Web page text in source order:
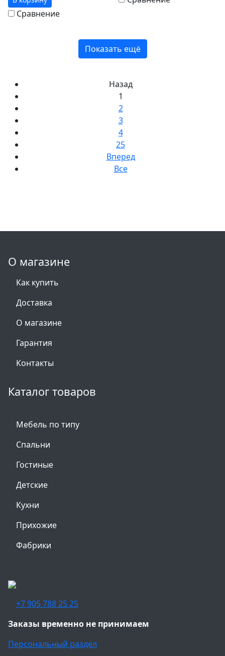
Сравнение
Показать ещё
Назад
1
2
3
4
25
Вперед
Все
О магазине
Как купить
Доставка
О магазине
Гарантия
Контакты
Каталог товаров
Мебель по типу
Спальни
Гостиные
Детские
Кухни
Прихожие
Фабрики
+7 905 788 25 25
Заказы временно не принимаем
Персональный раздел